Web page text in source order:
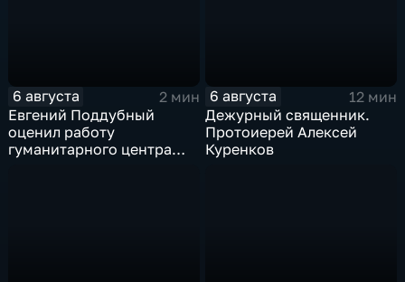
6 августа
2 мин
Евгений Поддубный
оценил работу
гуманитарного центра
6 августа
12 мин
Дежурный священник.
Протоиерей Алексей
Куренков